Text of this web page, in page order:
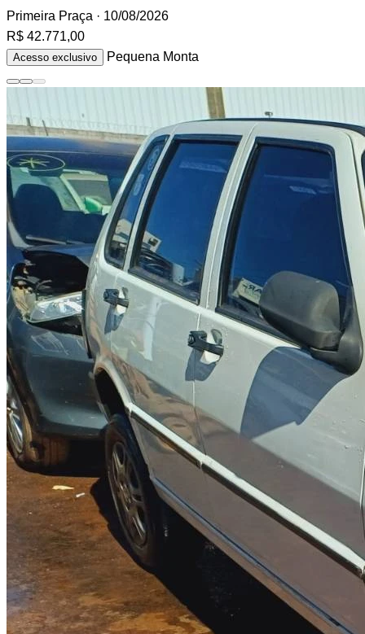
Primeira Praça · 10/08/2026
R$ 42.771,00
Acesso exclusivo Pequena Monta